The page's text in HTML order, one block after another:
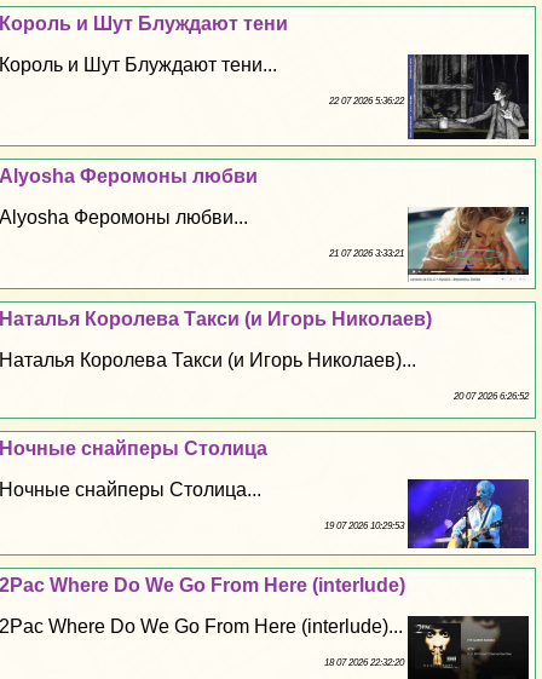
Король и Шут Блуждают тени
Король и Шут Блуждают тени...
22 07 2026 5:36:22
Alyosha Феромоны любви
Alyosha Феромоны любви...
21 07 2026 3:33:21
Наталья Королева Такси (и Игорь Николаев)
Наталья Королева Такси (и Игорь Николаев)...
20 07 2026 6:26:52
Ночные снайперы Столица
Ночные снайперы Столица...
19 07 2026 10:29:53
2Pac Where Do We Go From Here (interlude)
2Pac Where Do We Go From Here (interlude)...
18 07 2026 22:32:20